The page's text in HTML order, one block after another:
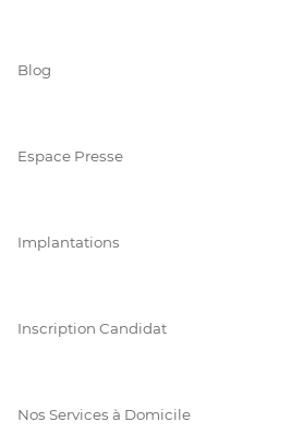
Blog
Espace Presse
Implantations
Inscription Candidat
Nos Services à Domicile